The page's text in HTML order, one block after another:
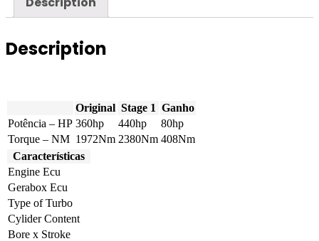
Description
Original Stage 1 Ganho
Potência – HP 360hp 440hp
80hp
Torque – NM 1972Nm 2380Nm 408Nm
Características
Engine Ecu
Gerabox Ecu
Type of Turbo
Cylider Content
Bore x Stroke